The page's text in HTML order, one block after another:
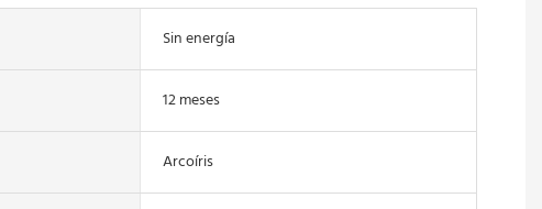
Sin energía
12 meses
Arcoíris